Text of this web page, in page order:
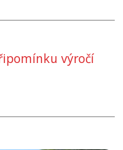
výročí